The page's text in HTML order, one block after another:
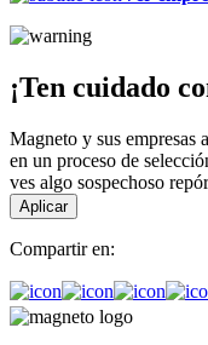
¡Ten cuidado
Magneto y sus empresas
en un proceso de
ves algo sospechoso
Aplicar
Compartir en: